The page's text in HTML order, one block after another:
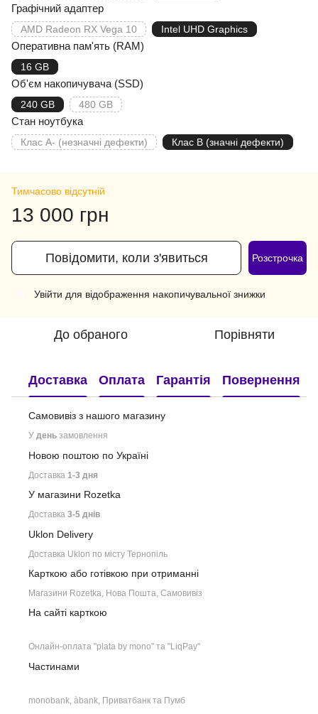
Графічний адаптер
AMD Radeon RX Vega 10 Intel UHD Graphics
Оперативна пам'ять (RAM)
16 GB
Об'єм накопичувача (SSD)
240 GB 480 GB
Стан ноутбука
Клас A- (незначні дефекти) Клас B (значні дефекти)
Тимчасово відсутній
13 000 грн
Повідомити, коли з'явиться Розстрочка
Увійти для відображення накопичувальної знижки
До обраного Порівняти
Доставка Оплата Гарантія Повернення
Самовивіз з нашого магазину
У день замовлення
Новою поштою по Україні
Доставка 1-3 дня
У магазини Rozetka
Доставка 3-5 днів
Uklon Delivery
Доставка Uklon по місту Тернопіль
Карткою або готівкою при отриманні
Магазини Rozetka, Нова Пошта, Самовивіз
На сайті карткою
Онлайн-оплата "plata by mono" та "LiqPay"
Частинами
monobank, àbank, Приватбанк та Пумб